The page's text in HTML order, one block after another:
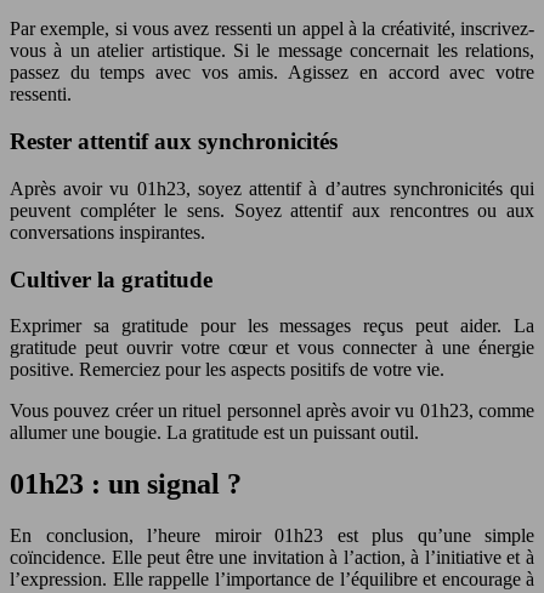
Par exemple, si vous avez ressenti un appel à la créativité, inscrivez-
vous à un atelier artistique. Si le message concernait les relations,
passez du temps avec vos amis. Agissez en accord avec votre
ressenti.
Rester attentif aux synchronicités
Après avoir vu 01h23, soyez attentif à d’autres synchronicités qui
peuvent compléter le sens. Soyez attentif aux rencontres ou aux
conversations inspirantes.
Cultiver la gratitude
Exprimer sa gratitude pour les messages reçus peut aider. La
gratitude peut ouvrir votre cœur et vous connecter à une énergie
positive. Remerciez pour les aspects positifs de votre vie.
Vous pouvez créer un rituel personnel après avoir vu 01h23, comme
allumer une bougie. La gratitude est un puissant outil.
01h23 : un signal ?
En conclusion, l’heure miroir 01h23 est plus qu’une simple
coïncidence. Elle peut être une invitation à l’action, à l’initiative et à
l’expression. Elle rappelle l’importance de l’équilibre et encourage à